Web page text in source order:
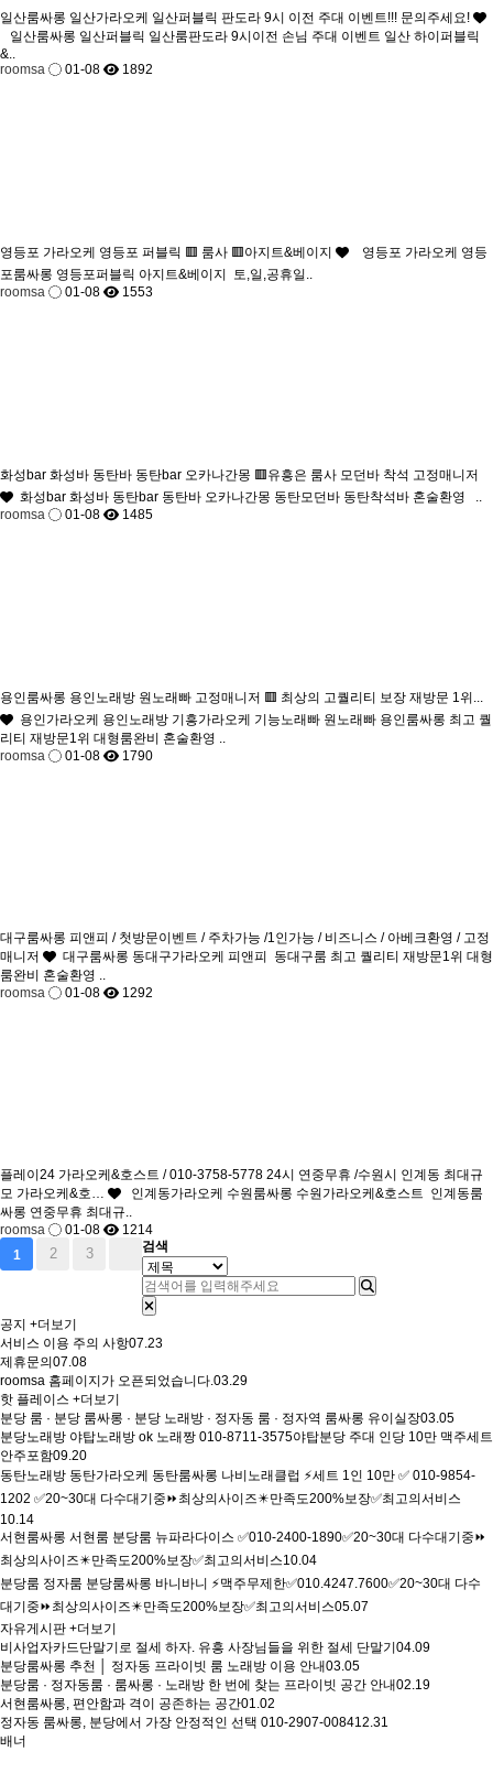
일산룸싸롱 일산가라오케 일산퍼블릭 판도라 9시 이전 주대 이벤트!!! 문의주세요!
일산룸싸롱 일산퍼블릭 일산룸판도라 9시이전 손님 주대 이벤트 일산 하이퍼블릭
&..
roomsa
01-08 1892
영등포 가라오케 영등포 퍼블릭 🟥 룸사 🟥아지트&베이지
영등포 가라오케 영등
포룸싸롱 영등포퍼블릭 아지트&베이지 토,일,공휴일..
roomsa
01-08 1553
화성bar 화성바 동탄바 동탄bar 오카나간몽 🟥유흥은 룸사 모던바 착석 고정매니저
화성bar 화성바 동탄bar 동탄바 오카나간몽 동탄모던바 동탄착석바 혼술환영 ..
roomsa
01-08 1485
용인룸싸롱 용인노래방 원노래빠 고정매니저 🟥 최상의 고퀄리티 보장 재방문 1위...
용인가라오케 용인노래방 기흥가라오케 기능노래빠 원노래빠 용인룸싸롱 최고 퀄
리티 재방문1위 대형룸완비 혼술환영 ..
roomsa
01-08 1790
대구룸싸롱 피앤피 / 첫방문이벤트 / 주차가능 /1인가능 / 비즈니스 / 아베크환영 / 고정
매니저
대구룸싸롱 동대구가라오케 피앤피 동대구룸 최고 퀄리티 재방문1위 대형
룸완비 혼술환영 ..
roomsa
01-08 1292
플레이24 가라오케&호스트 / 010-3758-5778 24시 연중무휴 /수원시 인계동 최대규
모 가라오케&호…
인계동가라오케 수원룸싸롱 수원가라오케&호스트 인계동룸
싸롱 연중무휴 최대규..
roomsa
01-08
1214
1
2 3 검색
공지 +더보기
서비스 이용 주의 사항07.23
제휴문의 07.08
roomsa 홈페이지가 오픈되었습니다.03.29
핫 플레이스 +더보기
분당 룸 · 분당 룸싸롱 · 분당 노래방 · 정자동 룸 · 정자역 룸싸롱 유이실장03.05
분당노래방 야탑노래방 ok 노래짱 010-8711-3575야탑분당 주대 인당 10만 맥주세트
안주포함09.20
동탄노래방 동탄가라오케 동탄룸싸롱 나비노래클럽 ⚡세트 1인 10만 ✅ 010-9854-
1202 ✅20~30대 다수대기중⏩최상의사이즈✴️만족도200%보장✅최고의서비스
10.14
서현룸싸롱 서현룸 분당룸 뉴파라다이스 ✅010-2400-1890✅20~30대 다수대기중⏩
최상의사이즈✴️만족도200%보장✅최고의서비스10.04
분당룸 정자룸 분당룸싸롱 바니바니 ⚡맥주무제한✅010.4247.7600✅20~30대 다수
대기중⏩최상의사이즈✴️만족도200%보장✅최고의서비스05.07
자유게시판 +더보기
비사업자카드단말기로 절세 하자. 유흥 사장님들을 위한 절세 단말기 04.09
분당룸싸롱 추천 │ 정자동 프라이빗 룸 노래방 이용 안내03.05
분당룸 · 정자동룸 · 룸싸롱 · 노래방 한 번에 찾는 프라이빗 공간 안내02.19
서현룸싸롱, 편안함과 격이 공존하는 공간01.02
정자동 룸싸롱, 분당에서 가장 안정적인 선택 010-2907-008412.31
배너